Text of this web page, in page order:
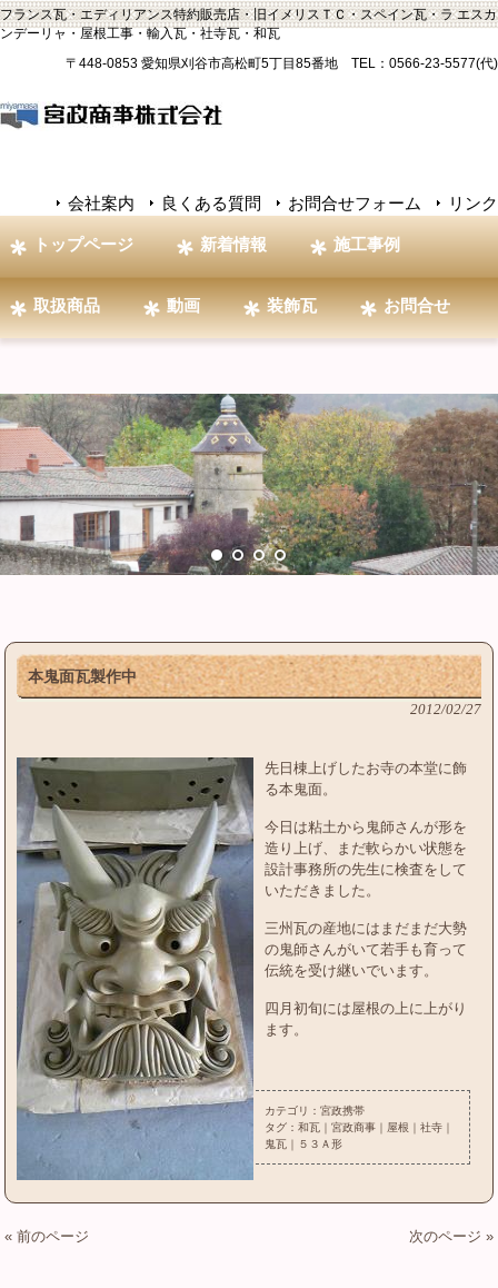
フランス瓦・エディリアンス特約販売店・旧イメリスＴＣ・スペイン瓦・ラ エスカ
ンデーリャ・屋根工事・輸入瓦・社寺瓦・和瓦
〒448-0853 愛知県刈谷市高松町5丁目85番地 TEL：0566-23-5577(代)
会社案内 良くある質問 お問合せフォーム リンク
トップページ 新着情報 施工事例
取扱商品 動画 装飾瓦 お問合せ
本鬼面瓦製作中
2012/02/27
先日棟上げしたお寺の本堂に飾
る本鬼面。
今日は粘土から鬼師さんが形を
造り上げ、まだ軟らかい状態を
設計事務所の先生に検査をして
いただきました。
三州瓦の産地にはまだまだ大勢
の鬼師さんがいて若手も育って
伝統を受け継いでいます。
四月初旬には屋根の上に上がり
ます。
カテゴリ：宮政携帯
タグ：和瓦 ｜宮政商事 ｜ 屋根 ｜社寺 ｜
鬼瓦 ｜ ５３Ａ形
« 前のページ 次のページ »